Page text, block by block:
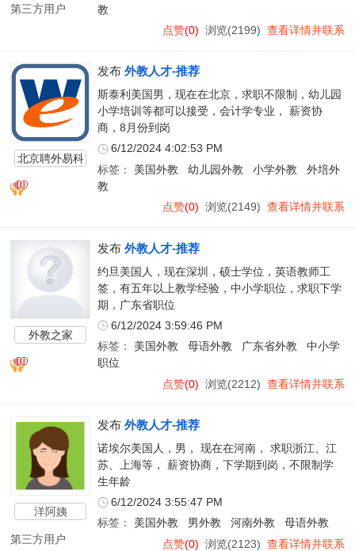
第三方用户
教
点赞(0) 浏览(2199) 查看详情并联系
北京聘外易科
发布 外教人才-推荐
斯泰利美国男，现在在北京，求职不限制，幼儿园
小学培训等都可以接受，会计学专业， 薪资协
商，8月份到岗
6/12/2024 4:02:53 PM
标签： 美国外教 幼儿园外教 小学外教
外培外
教
点赞(0) 浏览(2149) 查看详情并联系
外教之家
发布 外教人才-推荐
约旦美国人，现在深圳，硕士学位，英语教师工
签，有五年以上教学经验，中小学职位，求职下学
期，广东省职位
6/12/2024 3:59:46 PM
标签： 美国外教 母语外教 广东省外教
中小学
职位
点赞(0) 浏览(2212) 查看详情并联系
洋阿姨
第三方用户
发布 外教人才-推荐
诺埃尔美国人，男， 现在在河南， 求职浙江、江
苏、上海等， 薪资协商，下学期到岗，不限制学
生年龄
6/12/2024 3:55:47 PM
标签： 美国外教 男外教 河南外教
母语外教
点赞(0) 浏览(2123) 查看详情并联系